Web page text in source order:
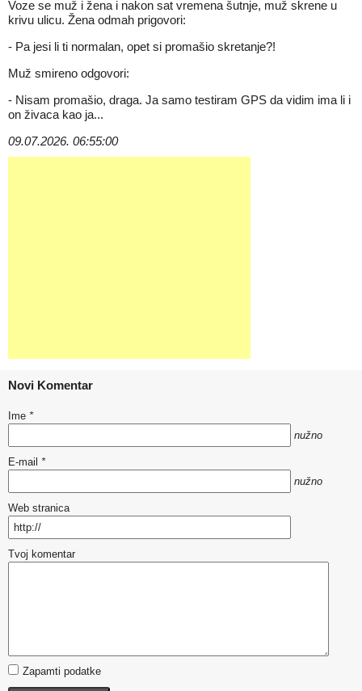
Voze se muž i žena i nakon sat vremena šutnje, muž skrene u
krivu ulicu. Žena odmah prigovori:
- Pa jesi li ti normalan, opet si promašio skretanje?!
Muž smireno odgovori:
- Nisam promašio, draga. Ja samo testiram GPS da vidim ima li i
on živaca kao ja...
09.07.2026. 06:55:00
Novi Komentar
Ime *
nužno
E-mail *
nužno
Web stranica
Tvoj komentar
Zapamti podatke